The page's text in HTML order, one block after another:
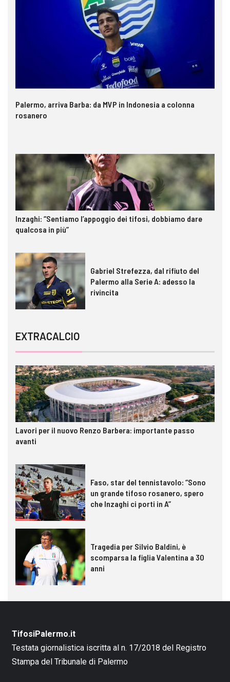
Palermo, arriva Barba: da MVP in Indonesia a colonna
rosanero
Inzaghi: “Sentiamo l’appoggio dei tifosi, dobbiamo dare
qualcosa in più”
Gabriel Strefezza, dal rifiuto del
Palermo alla Serie A: adesso la
rivincita
EXTRACALCIO
Lavori per il nuovo Renzo Barbera: importante passo
avanti
Faso, star del tennistavolo: “Sono
un grande tifoso rosanero, spero
che Inzaghi ci porti in A”
Tragedia per Silvio Baldini, è
scomparsa la figlia Valentina a 30
anni
TifosiPalermo.it
Testata giornalistica iscritta al n. 17/2018 del Registro
Stampa del Tribunale di Palermo